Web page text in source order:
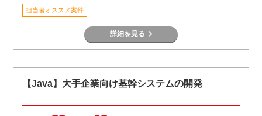
担当者オススメ案件
詳細を見る
【Java】大手企業向け基幹システムの開発